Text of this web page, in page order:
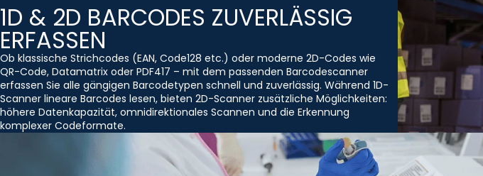
1D & 2D BARCODES ZUVERLÄSSIG
ERFASSEN
Ob klassische Strichcodes (EAN, Code128 etc.) oder moderne 2D-Codes wie
QR-Code, Datamatrix oder PDF417 – mit dem passenden Barcodescanner
erfassen Sie alle gängigen Barcodetypen schnell und zuverlässig. Während 1D-
Scanner lineare Barcodes lesen, bieten 2D-Scanner zusätzliche Möglichkeiten:
höhere Datenkapazität, omnidirektionales Scannen und die Erkennung
komplexer Codeformate.